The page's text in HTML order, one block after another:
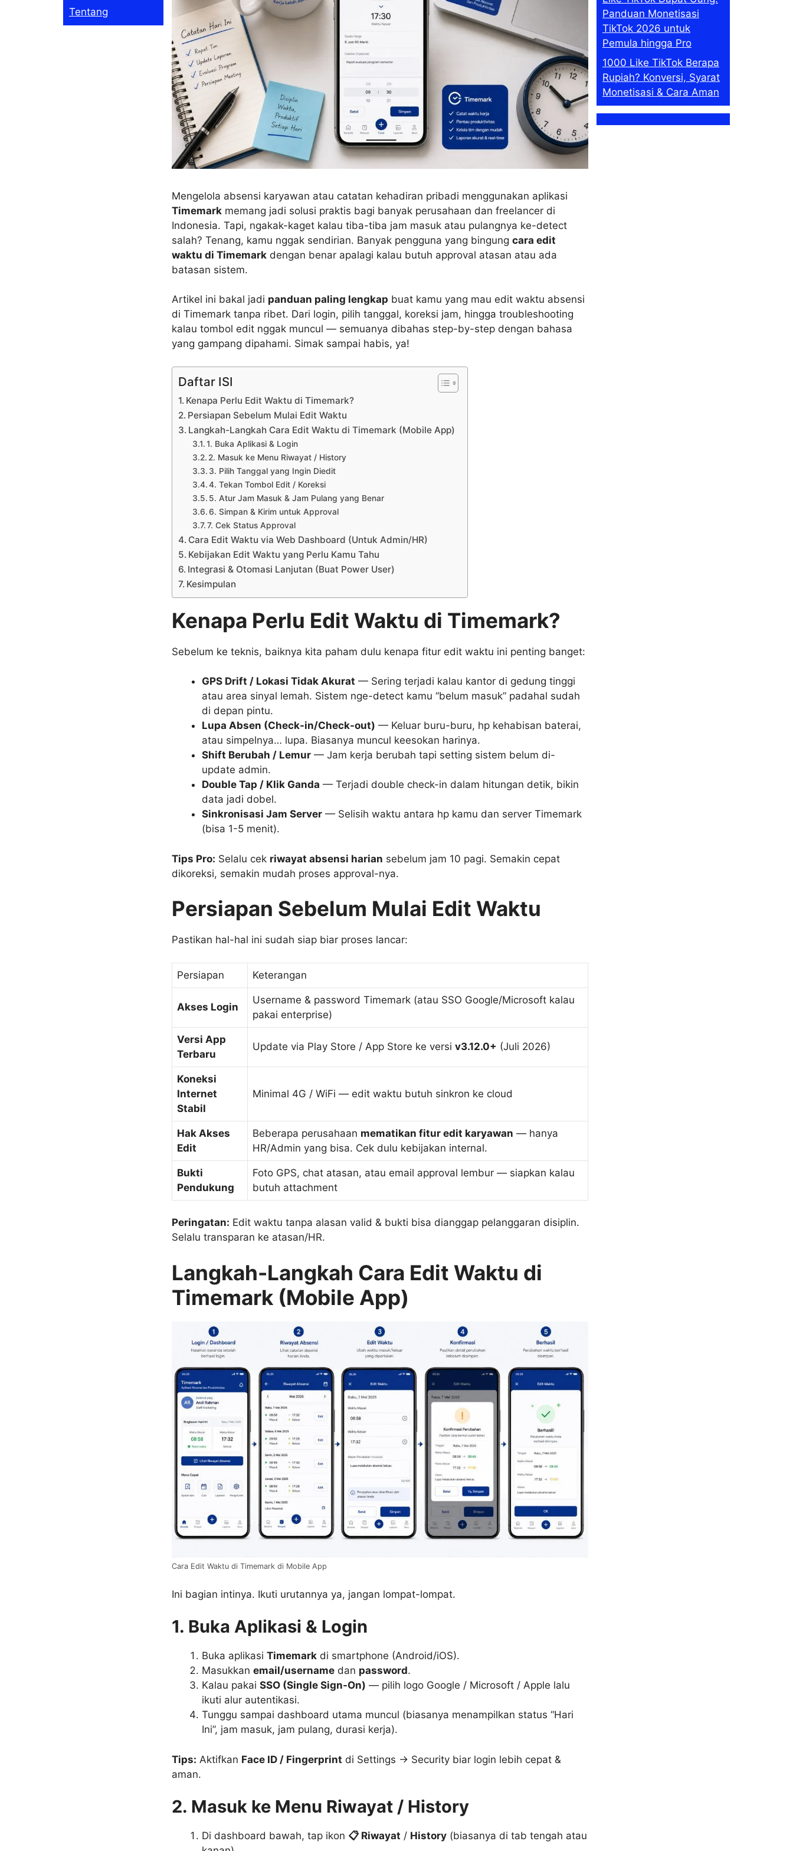
Mengelola absensi karyawan atau catatan kehadiran pribadi menggunakan aplikasi
Timemarkmemang jadi solusi praktis bagi banyak perusahaan dan freelancer di
Indonesia. Tapi, ngakak-kaget kalau tiba-tiba jam masuk atau pulangnya ke-detect
salah? Tenang, kamu nggak sendirian. Banyak pengguna yang bingung cara edit
waktu di Timemarkdengan benar apalagi kalau butuh approval atasan atau ada
batasan sistem.
Artikel ini bakal jadi panduan paling lengkap buat kamu yang mau edit waktu absensi
di Timemark tanpa ribet. Dari login, pilih tanggal, koreksi jam, hingga troubleshooting
kalau tombol edit nggak muncul — semuanya dibahas step-by-step dengan bahasa
yang gampang dipahami. Simak sampai habis, ya!
Daftar ISI
Kenapa Perlu Edit Waktu di Timemark?
Persiapan Sebelum Mulai Edit Waktu
Langkah-Langkah Cara Edit Waktu di Timemark (Mobile App)
1. Buka Aplikasi & Login
2. Masuk ke Menu Riwayat / History
3. Pilih Tanggal yang Ingin Diedit
4. Tekan Tombol Edit / Koreksi
5. Atur Jam Masuk & Jam Pulang yang Benar
6. Simpan & Kirim untuk Approval
7. Cek Status Approval
Cara Edit Waktu via Web Dashboard (Untuk Admin/HR)
Kebijakan Edit Waktu yang Perlu Kamu Tahu
Integrasi & Otomasi Lanjutan (Buat Power User)
Kesimpulan
Kenapa Perlu Edit Waktu di Timemark?
Sebelum ke teknis, baiknya kita paham dulu kenapa fitur edit waktu ini penting banget:
GPS Drift / Lokasi Tidak Akurat — Sering terjadi kalau kantor di gedung tinggi
atau area sinyal lemah. Sistem nge-detect kamu “belum masuk” padahal sudah
di depan pintu.
Lupa Absen (Check-in/Check-out) — Keluar buru-buru, hp kehabisan baterai,
atau simpelnya… lupa. Biasanya muncul keesokan harinya.
Shift Berubah / Lemur— Jam kerja berubah tapi setting sistem belum di-
update admin.
Double Tap / Klik Ganda — Terjadi double check-in dalam hitungan detik, bikin
data jadi dobel.
Sinkronisasi Jam Server— Selisih waktu antara hp kamu dan server Timemark
(bisa 1-5 menit).
Tips Pro: Selalu cek riwayat absensi harian sebelum jam 10 pagi. Semakin cepat
dikoreksi, semakin mudah proses approval-nya.
Persiapan Sebelum Mulai Edit Waktu
Pastikan hal-hal ini sudah siap biar proses lancar:
Persiapan Keterangan
Akses Login
Username & password Timemark (atau SSO Google/Microsoft kalau
pakai enterprise)
Versi App
Terbaru
Update via Play Store / App Store ke versi v3.12.0+ (Juli 2026)
Koneksi
Internet
Stabil
Minimal 4G / WiFi — edit waktu butuh sinkron ke cloud
Hak Akses
Edit
Beberapa perusahaan mematikan fitur edit karyawan — hanya
HR/Admin yang bisa. Cek dulu kebijakan internal.
Bukti
Pendukung
Foto GPS, chat atasan, atau email approval lembur — siapkan kalau
butuh attachment
Peringatan: Edit waktu tanpa alasan valid & bukti bisa dianggap pelanggaran disiplin.
Selalu transparan ke atasan/HR.
Langkah-Langkah Cara Edit Waktu di
Timemark (Mobile App)
Cara Edit Waktu di Timemark di Mobile App
Ini bagian intinya. Ikuti urutannya ya, jangan lompat-lompat.
1. Buka Aplikasi & Login
Buka aplikasi Timemarkdi smartphone (Android/iOS).
Masukkan email/usernamedan password.
Kalau pakai SSO (Single Sign-On) — pilih logo Google / Microsoft / Apple lalu
ikuti alur autentikasi.
Tunggu sampai dashboard utama muncul (biasanya menampilkan status “Hari
Ini”, jam masuk, jam pulang, durasi kerja).
Tips: Aktifkan Face ID / Fingerprint di Settings → Security biar login lebih cepat &
aman.
2. Masuk ke Menu Riwayat / History
Di dashboard bawah, tap ikon 📋 Riwayat / History(biasanya di tab tengah atau
Tentang
Panduan Monetisasi
TikTok 2026 untuk
Pemula hingga Pro
1000 Like TikTok Berapa
Rupiah? Konversi, Syarat
Monetisasi & Cara Aman